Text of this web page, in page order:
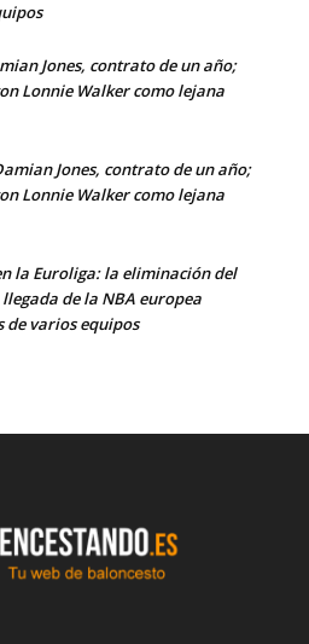
Jones, contrato de un año;
Lonnie Walker como lejana
Jones, contrato de un año;
Lonnie Walker como lejana
la Euroliga: la eliminación del
de la NBA europea
de varios equipos